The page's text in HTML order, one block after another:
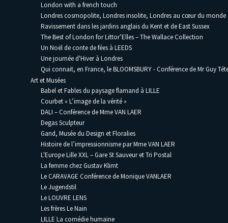
London with a french touch
Londres cosmopolite, Londres insolite, Londres au cœur du monde
Ravissement dans les jardins anglais du Kent et de East Sussex
The Best of London for Littor’Elles – The Wallace Collection
Un Noël de conte de fées à LEEDS
Une journée d'Hiver à Londres
Qui connait, en France, le BLOOMSBURY - Conférence de Mr Guy
Art et Musées
Babel et Fables du paysage flamand à LILLE
Courbet « L’image de la vérité »
DALI – Conférence de Mme VAN LAER
Degas Sculpteur
Gand, Musée du Design et Floralies
Histoire de l’impressionnisme par Mme VAN LAER
L'Europe Lille XXL – Gare St Sauveur et Tri Postal
La femme chez Gustav Klimt
Le CARAVAGE Conférence de Monique VANLAER
Le Jugendstil
Le LOUVRE LENS
Les frères Le Nain
LILLE La comédie humaine